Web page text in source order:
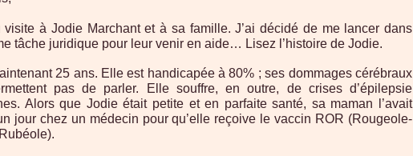
visite à Jodie Marchant et à sa famille. J’ai décidé de me lancer dans
tâche juridique pour leur venir en aide… Lisez l’histoire de Jodie.
25 ans. Elle est handicapée à 80% ; ses dommages cérébraux
pas de parler. Elle souffre, en outre, de crises d’épilepsie
Alors que Jodie était petite et en parfaite santé, sa maman l’avait
jour chez un médecin pour qu’elle reçoive le vaccin ROR (Rougeole-